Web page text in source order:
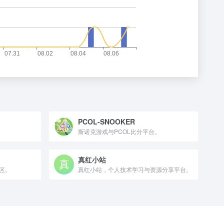
PCOL-SNOOKER
斯诺克游戏与PCOL比分平台。
真红小站
真红小站，个人技术学习与资源分享平台。